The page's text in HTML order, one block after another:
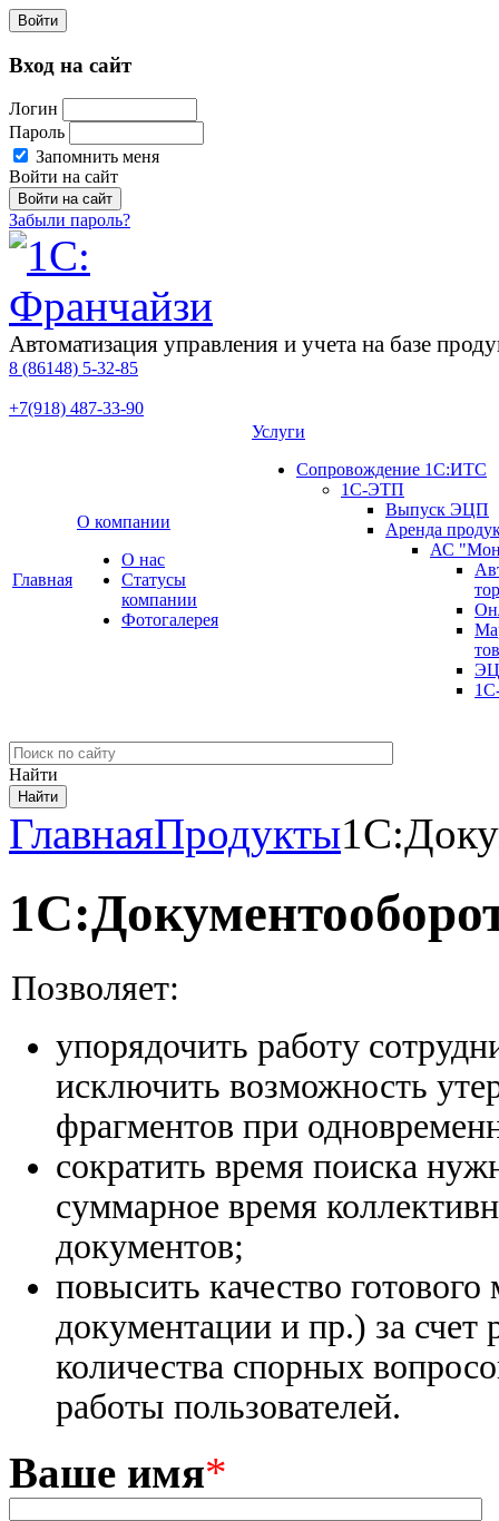
Войти
Вход на сайт
Логин
Пароль
Запомнить меня
Войти на сайт
Забыли пароль?
Автоматизация управления и учета на базе
8 (86148) 5-32-85
+7(918) 487-33-90
Главная
О компании
О нас
Cтатусы
компании
Фотогалерея
Услуги
Сопровождение 1С:ИТС
1С-ЭТП
Выпуск ЭЦП
Аренда
АС
Найти
ГлавнаяПродукты
Позволяет:
упорядочить работу
исключить возможность
фрагментов при
сократить время поиска
суммарное время
документов;
повысить качество
документации и пр.) за
количества спорных
работы пользователей.
Ваше имя*